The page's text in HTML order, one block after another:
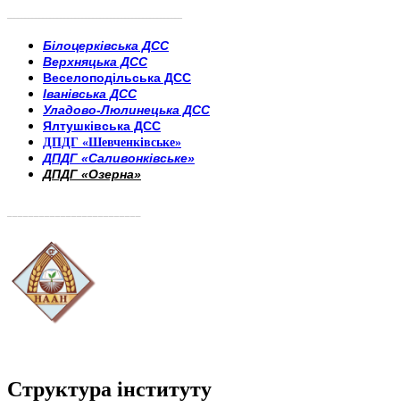
Білоцерківська ДСС
Верхняцька ДСС
Веселоподільська ДСС
Іванівська ДСС
Уладово-Люлинецька ДСС
Ялтушківська ДСС
ДПДГ «Шевченківське»
ДПДГ «Саливонківське»
ДПДГ «Озерна»
Структура інституту